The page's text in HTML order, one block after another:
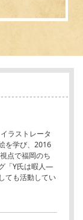
ラストレータ
を学び、2016
点で福岡のち
「Y氏は暇人―
ても活動してい